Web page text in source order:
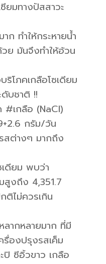
ยมทางปัสสาวะ
ก ทำให้กระหายน้ำ
ย มันจึงทำให้อ้วน
ริโภคเกลือโซเดียม
ดับชาติ !!
#เกลือ (NaCl)
กรัม/วัน
สต่างๆ มากถึง
ดียม พบว่า
สูงถึง 4,351.7
ไม่ควรเกิน
ลากหลายมาก ที่มี
รื่องปรุงรสเค็ม
ปิ ซีอิ้วขาว เกลือ